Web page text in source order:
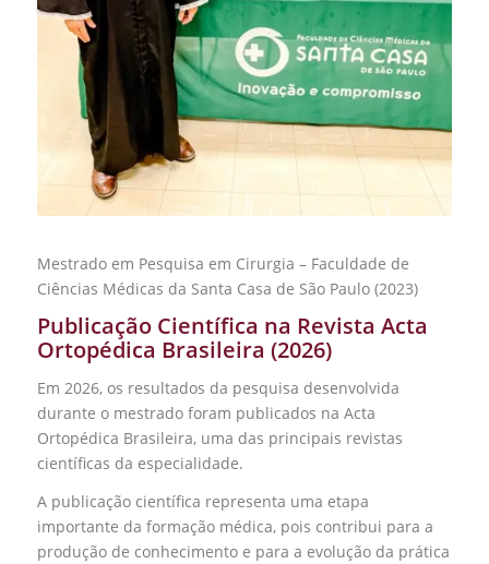
Mestrado em Pesquisa em Cirurgia – Faculdade de
Ciências Médicas da Santa Casa de São Paulo (2023)
Publicação Científica na Revista Acta
Ortopédica Brasileira (2026)
Em 2026, os resultados da pesquisa desenvolvida
durante o mestrado foram publicados na Acta
Ortopédica Brasileira, uma das principais revistas
científicas da especialidade.
A publicação científica representa uma etapa
importante da formação médica, pois contribui para a
produção de conhecimento e para a evolução da prática